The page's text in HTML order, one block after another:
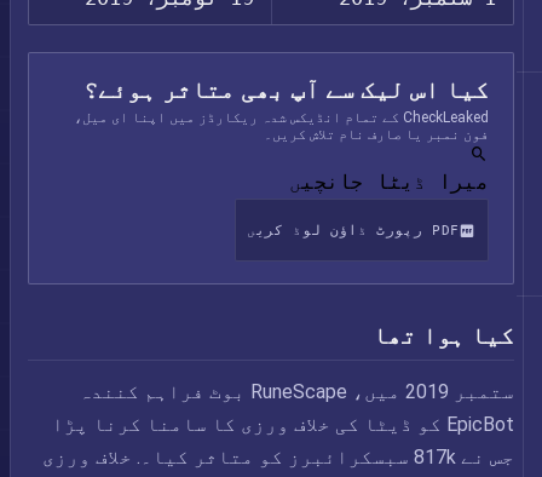
کیا اس لیک سے آپ بھی متاثر ہوئے؟
CheckLeaked کے تمام انڈیکس شدہ ریکارڈز میں اپنا ای میل،
فون نمبر یا صارف نام تلاش کریں۔
میرا ڈیٹا جانچیں
PDF رپورٹ ڈاؤن لوڈ کریں
کیا ہوا تھا
ستمبر 2019 میں، RuneScape بوٹ فراہم کنندہ
EpicBot کو ڈیٹا کی خلاف ورزی کا سامنا کرنا پڑا
جس نے 817k سبسکرائبرز کو متاثر کیا۔. خلاف ورزی